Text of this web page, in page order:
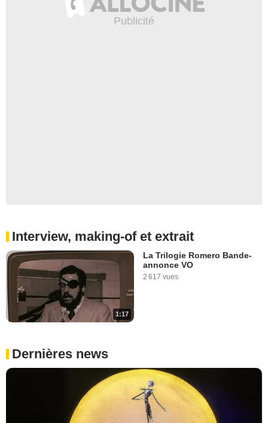
Interview, making-of et extrait
1:17
La Trilogie Romero Bande-
annonce VO
2 617 vues
Dernières news